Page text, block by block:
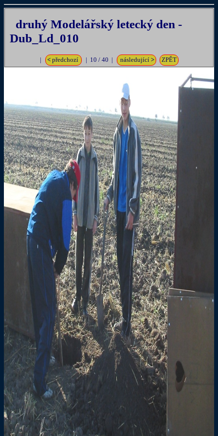
druhý Modelářský letecký den -
Dub_Ld_010
< předchozí | 10 / 40 | následující > ZPĚT